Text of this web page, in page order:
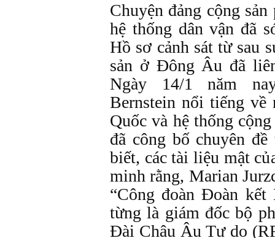
Chuyện đảng cộng
hệ thống dân vận đã
Hồ sơ cảnh sát từ sau
sản ở Đông Âu đã
Ngày 14/1 năm
Bernstein nổi tiếng về
Quốc và hệ thống
đã công bố chuyên
biết, các tài liệu mật
minh rằng, Marian
“Công đoàn Đoàn
từng là giám đốc bộ
Đài Châu Âu Tự do